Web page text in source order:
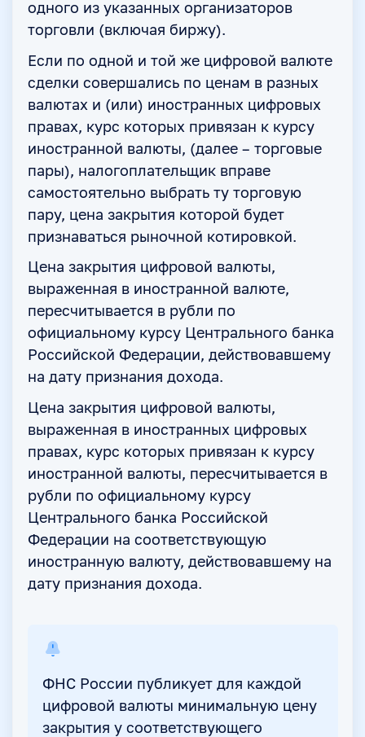
одного из указанных организаторов
торговли (включая биржу).
Если по одной и той же цифровой валюте
сделки совершались по ценам в разных
валютах и (или) иностранных цифровых
правах, курс которых привязан к курсу
иностранной валюты, (далее – торговые
пары), налогоплательщик вправе
самостоятельно выбрать ту торговую
пару, цена закрытия которой будет
признаваться рыночной котировкой.
Цена закрытия цифровой валюты,
выраженная в иностранной валюте,
пересчитывается в рубли по
официальному курсу Центрального банка
Российской Федерации, действовавшему
на дату признания дохода.
Цена закрытия цифровой валюты,
выраженная в иностранных цифровых
правах, курс которых привязан к курсу
иностранной валюты, пересчитывается в
рубли по официальному курсу
Центрального банка Российской
Федерации на соответствующую
иностранную валюту, действовавшему на
дату признания дохода.
ФНС России публикует для каждой
цифровой валюты минимальную цену
закрытия у соответствующего